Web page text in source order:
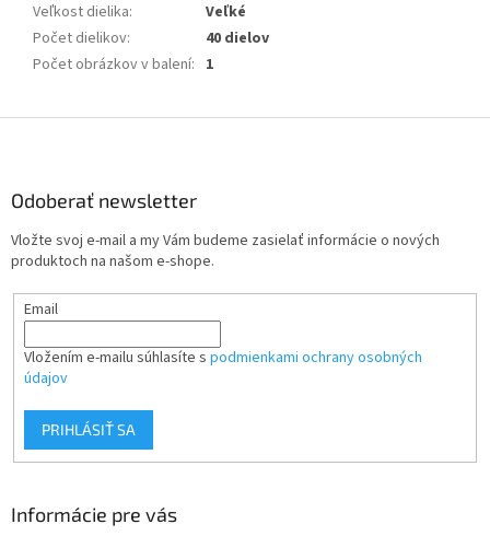
Veľkost dielika:
Veľké
Počet dielikov:
40 dielov
Počet obrázkov v balení: 1
Odoberať newsletter
Vložte svoj e-mail a my Vám budeme zasielať informácie o nových
produktoch na našom e-shope.
Email
Vložením e-mailu súhlasíte s podmienkami ochrany osobných
údajov
PRIHLÁSIŤ SA
Informácie pre vás